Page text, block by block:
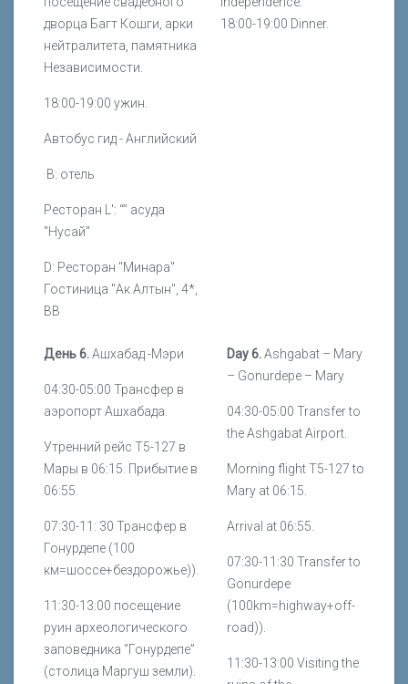
дворца Багт Кошги, арки
нейтралитета, памятника
Независимости.
18:00-19:00 ужин.
Автобус гид - Английский
B: отель
Ресторан L': “” асуда
"Нусай"
D: Ресторан "Минара"
Гостиница "Ак Алтын", 4*,
ВВ
18:00-19:00 Dinner.
День 6.Ашхабад -Мэри
04:30-05:00 Трансфер в
аэропорт Ашхабада.
Утренний рейс Т5-127 в
Мары в 06:15. Прибытие в
06:55.
07:30-11: 30 Трансфер в
Гонурдепе (100
км=шоссе+бездорожье)).
11:30-13:00 посещение
руин археологического
заповедника “Гонурдепе”
(столица Маргуш земли).
Day 6.Ashgabat – Mary
– Gonurdepe – Mary
04:30-05:00 Transfer to
the Ashgabat Airport.
Morning flight T5-127 to
Mary at 06:15.
Arrival at 06:55.
07:30-11:30 Transfer to
Gonurdepe
(100km=highway+off-
road)).
11:30-13:00 Visiting the